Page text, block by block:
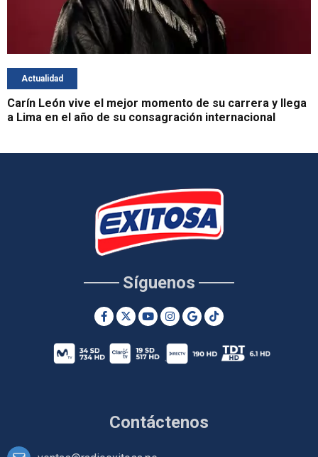
Actualidad
Carín León vive el mejor momento de su carrera y llega
a Lima en el año de su consagración internacional
Contáctenos
Síguenos